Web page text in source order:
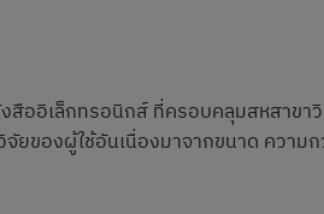
ออิเล็กทรอนิกส์ ที่ครอบคลุมสหสาขา
ของผู้ใช้อันเนื่องมาจากขนาด ความ